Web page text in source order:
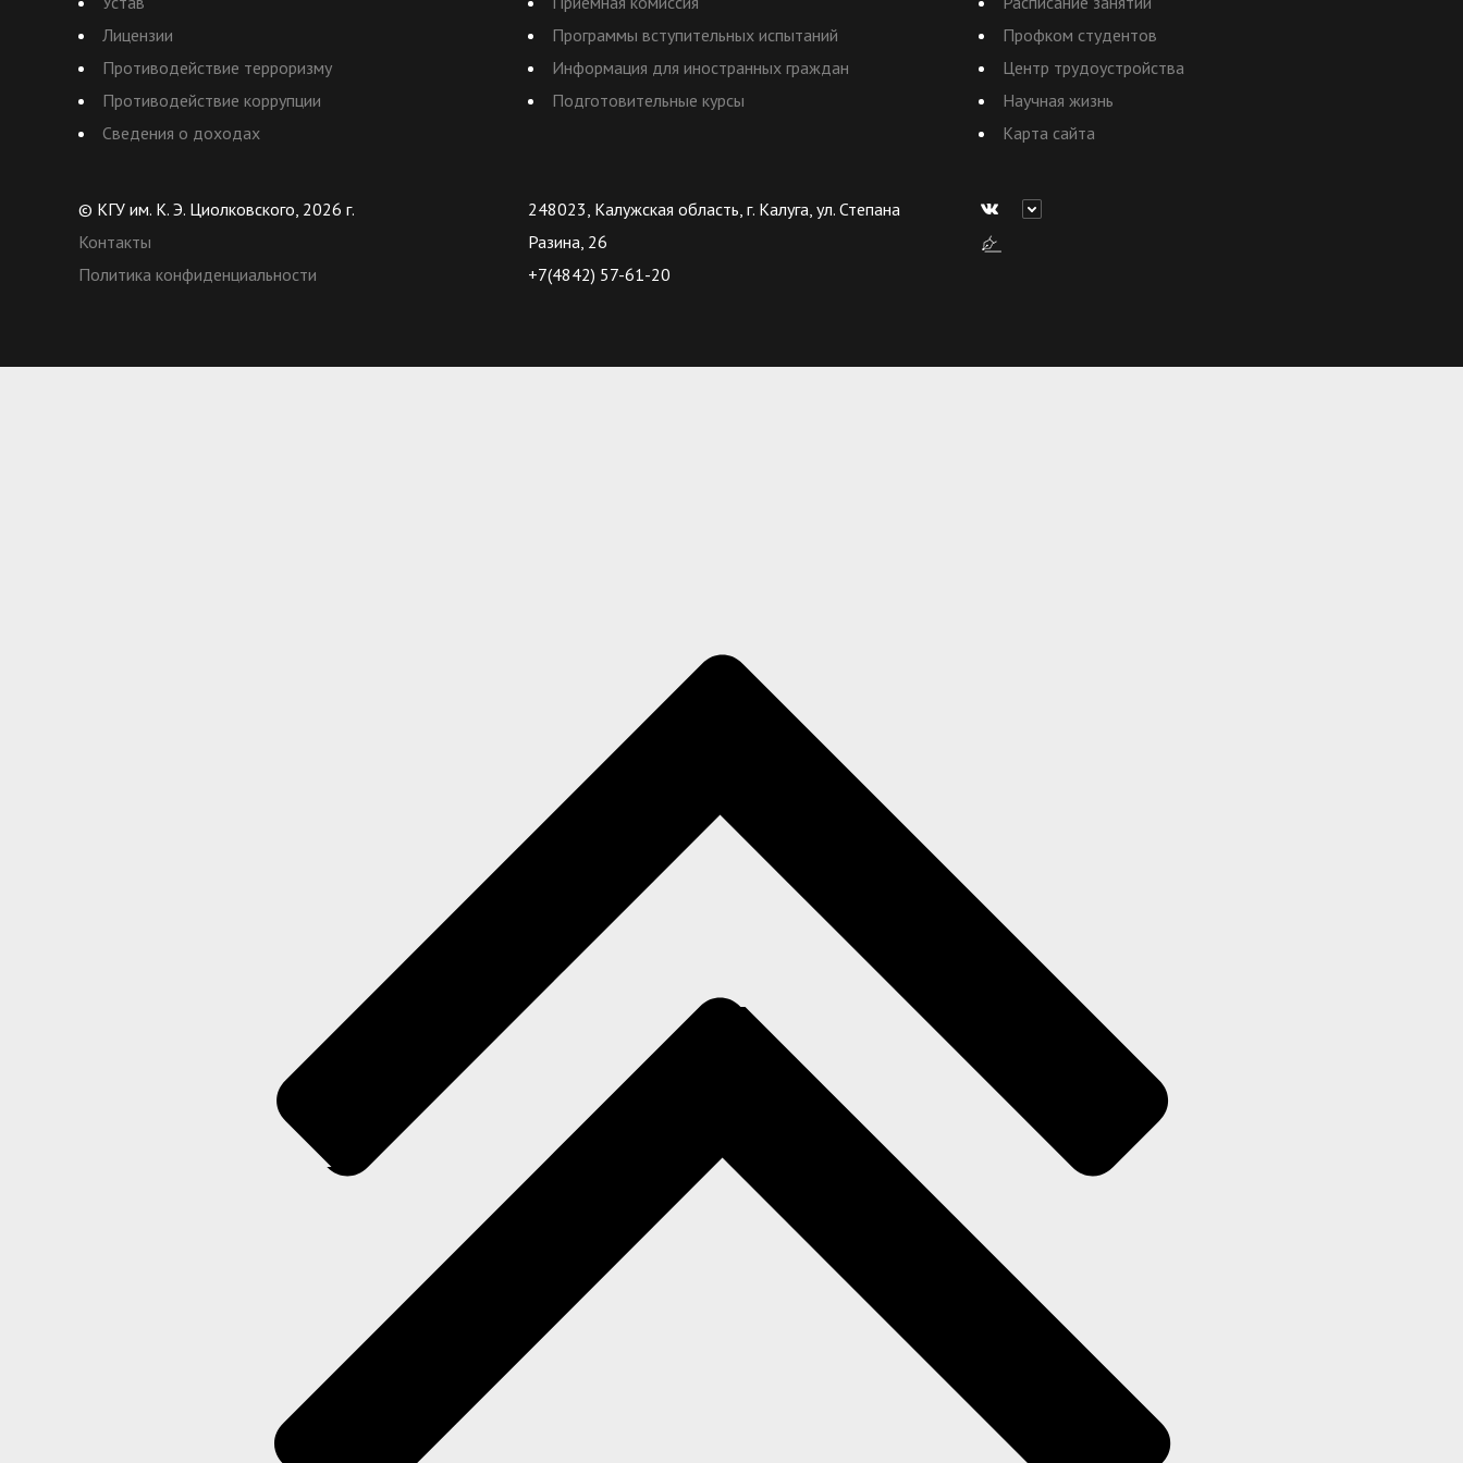
Лицензии
Противодействие терроризму
Противодействие коррупции
Сведения о доходах
Программы вступительных испытаний
Информация для иностранных граждан
Подготовительные курсы
Профком студентов
Центр трудоустройства
Научная жизнь
Карта сайта
© КГУ им. К. Э. Циолковского, 2026 г.
Контакты
Политика конфиденциальности
248023, Калужская область, г. Калуга, ул. Степана
Разина, 26
+7(4842) 57-61-20